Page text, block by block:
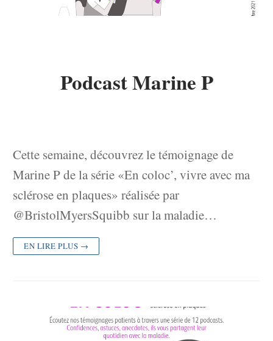
Podcast Marine P
Cette semaine, découvrez le témoignage de
Marine P de la série «En coloc’, vivre avec ma
sclérose en plaques» réalisée par
@BristolMyersSquibb sur la maladie…
EN LIRE PLUS →